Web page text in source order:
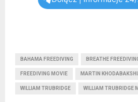
BAHAMA FREEDIVING BREATHE
FREEDIVING MOVIE MARTIN
WILLIAM TRUBRIDGE WILLIAM TRUBRIDGE